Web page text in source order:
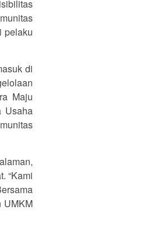
pelaku
di
Maju
Usaha
“Kami
UMKM